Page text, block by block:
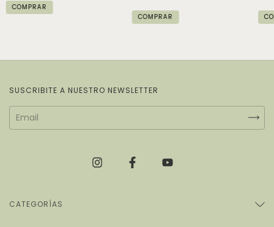
COMPRAR
SUSCRIBITE A NUESTRO NEWSLETTER
CATEGORÍAS